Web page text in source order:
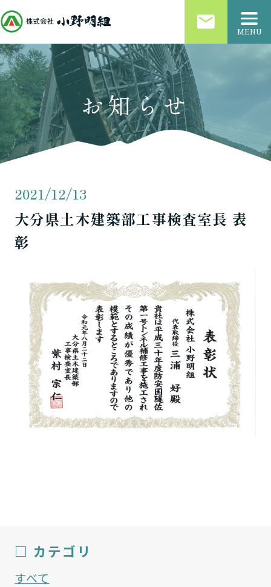
email MENU
お知らせ
2021/12/13
大分県土木建築部工事検査室長 表
彰
□ カテゴリ
すべて